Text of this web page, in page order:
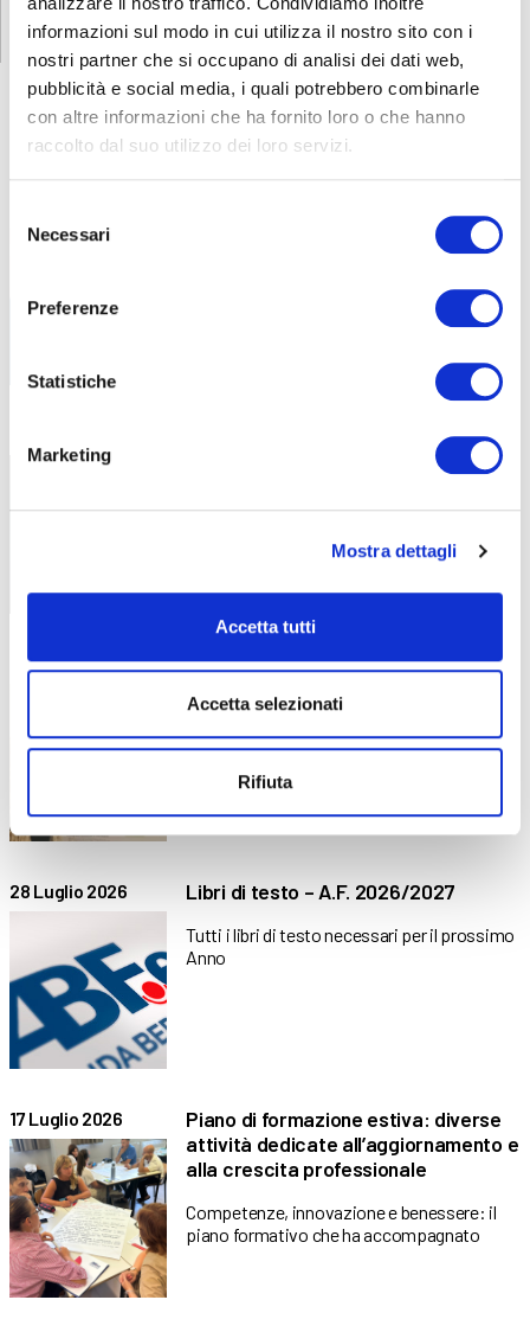
informazioni sul modo in cui utilizza il nostro sito con i
nostri partner che si occupano di analisi dei dati web,
pubblicità e social media, i quali potrebbero combinarle
con altre informazioni che ha fornito loro o che hanno
raccolto dal suo utilizzo dei loro servizi.
delNecessari
Preferenze
Statistiche
Marketing
Mostra dettagli
Accetta tutti
Accetta selezionati
Rifiuta
di squadra come un divertimento dove si vince e si perde tutti
insieme.
ABFNEWS
Formazione Continua in Lombardia:
nuovi corsi finanziati per imprese e
aggiornare le proprie competenze
31 Luglio 2026
Protetto: La sostenibilità
formazione professionale
Non è disponibile alcun riassunto in quanto
si tratta di un articolo protetto.
28 Luglio 2026 Libri di testo – A.F. 2026/2027
Tutti i libri di testo necessari per il prossimo
Anno
17 Luglio 2026
Piano di formazione estiva: diverse
attività dedicate all’aggiornamento e
alla crescita professionale
Competenze, innovazione e benessere: il
piano formativo che ha accompagnato